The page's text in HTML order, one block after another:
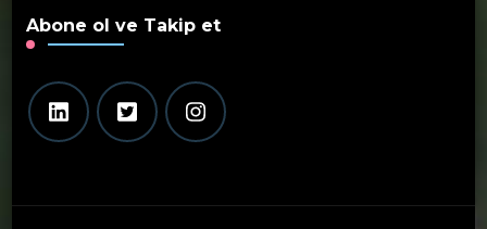
Abone ol ve Takip et